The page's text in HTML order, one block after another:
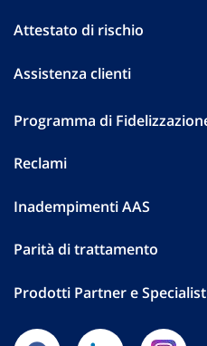
Attestato di rischio
Assistenza clienti
Programma di
Reclami
Inadempimenti AAS
Parità di trattamento
Prodotti Partner e